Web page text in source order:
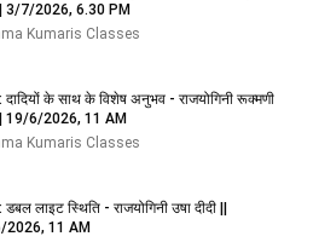
दीदी || 3/7/2026, 6.30 PM
Kumaris Classes
दादियों के साथ के विशेष अनुभव - राजयोगिनी रूक्मणी
दीदी || 19/6/2026, 11 AM
Kumaris Classes
डबल लाइट स्थिति - राजयोगिनी उषा दीदी ||
2026, 11 AM